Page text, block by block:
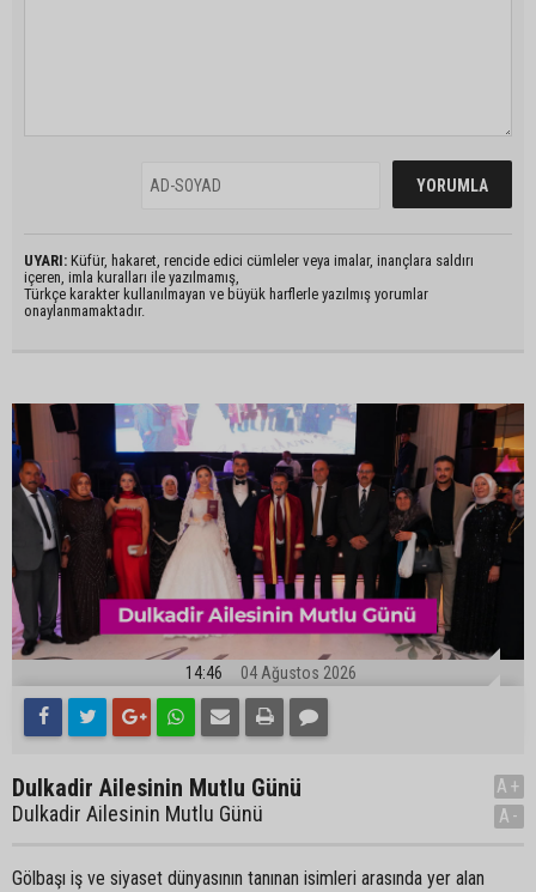
UYARI: Küfür, hakaret, rencide edici cümleler veya imalar, inançlara saldırı
içeren, imla kuralları ile yazılmamış,
Türkçe karakter kullanılmayan ve büyük harflerle yazılmış yorumlar
onaylanmamaktadır.
14:46 04 Ağustos 2026
Dulkadir Ailesinin Mutlu Günü
Dulkadir Ailesinin Mutlu Günü
A+
A-
Gölbaşı iş ve siyaset dünyasının tanınan isimleri arasında yer alan